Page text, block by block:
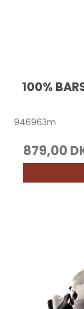
100%
946963m
879,00